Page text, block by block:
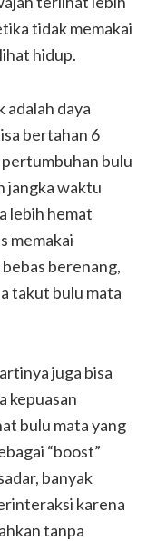
tidak memakai
hidup.
adalah daya
bertahan 6
bulu
jangka waktu
lebih hemat
memakai
berenang,
takut bulu mata
juga bisa
kepuasan
bulu mata yang
“boost”
banyak
karena
tanpa